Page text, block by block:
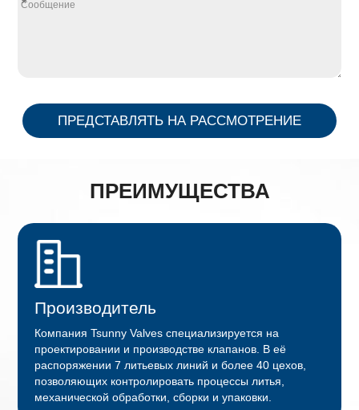
*
ПРЕДСТАВЛЯТЬ НА РАССМОТРЕНИЕ
ПРЕИМУЩЕСТВА
Производитель
Компания Tsunny Valves специализируется на
проектировании и производстве клапанов. В её
распоряжении 7 литьевых линий и более 40 цехов,
позволяющих контролировать процессы литья,
механической обработки, сборки и упаковки.